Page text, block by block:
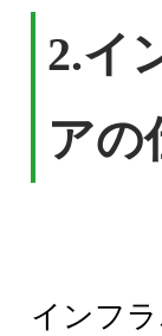
2.イ
アの
インフ